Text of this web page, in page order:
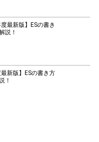
最新版】ESの書き
説！
新版】ESの書き方
！